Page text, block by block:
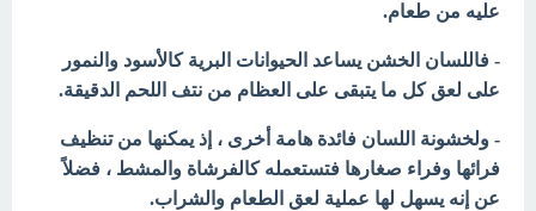
عليه من طعام.
- فاللسان الخشن يساعد الحيوانات البرية كالأسود والنمور
على لعق كل ما يتبقى على العظام من نتف اللحم الدقيقة.
- ولخشونة اللسان فائدة هامة أخرى ، إذ يمكنها من تنظيف
فرائها وفراء صغارها فتستعمله كالفرشاة والمشط ، فضلاً
عن إنه يسهل لها عملية لعق الطعام والشراب.